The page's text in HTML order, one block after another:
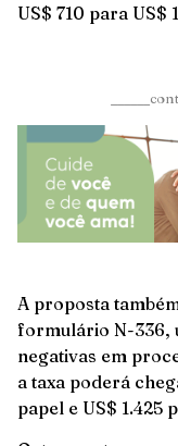
US$ 710 para US$
A proposta
formulário N-336,
negativas em
a taxa poderá
papel e US$ 1.425